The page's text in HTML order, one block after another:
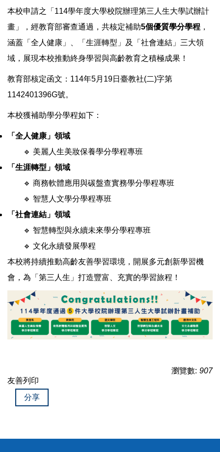
承辦窗口
回教育部30＋大學首頁
本校申請之「114學年度大學校院辦理第三人生大學試辦計
畫」，經教育部審查通過，共核定補助5個優質學分學程 ，
涵蓋「全人健康」、「生涯轉型」及「社會連結」三大領
域，展現本校推動終身學習與高齡教育之積極成果！
教育部核定函文：114年5月19日臺教社(二)字第
1142401396G號。
本校獲補助學分學程如下：
「全人健康」領域
🔹 美麗人生美妝保養學分學程專班
「生涯轉型」領域
🔹 商務軟體應用與碳盤查實務學分學程專班
🔹 智慧人文學分學程專班
「社會連結」領域
🔹 智慧轉型與永續未來學分學程專班
🔹 文化永續發展學程
本校將持續推動高齡友善學習環境，開展多元創新學習機
會，為「第三人生」打造豐富、充實的學習旅程！
瀏覽數: 907
友善列印
分享